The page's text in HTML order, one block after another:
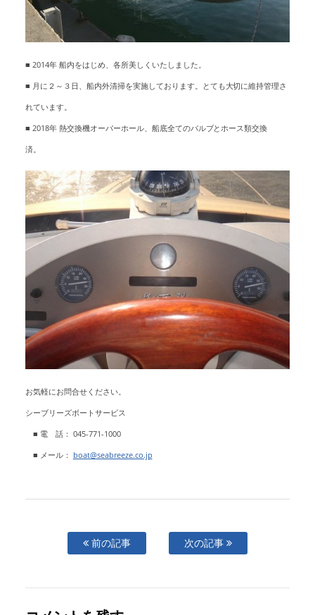
■ 2014年 船内をはじめ、各所美しくいたしました。
■ 月に２～３日、船内外清掃を実施しております。とても大切に維持管理さ
れています。
■ 2018年 熱交換機オーバーホール、船底全てのバルブとホース類交換
済。
お気軽にお問合せください。
シーブリーズボートサービス
■ 電 話： 045-771-1000
■ メール： boat@seabreeze.co.jp
前の記事 次の記事